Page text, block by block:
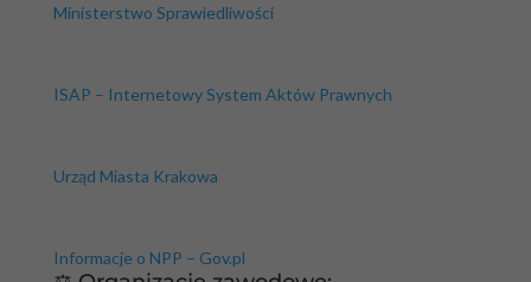
Ministerstwo Sprawiedliwości
ISAP – Internetowy System Aktów Prawnych
Urząd Miasta Krakowa
Informacje o NPP – Gov.pl